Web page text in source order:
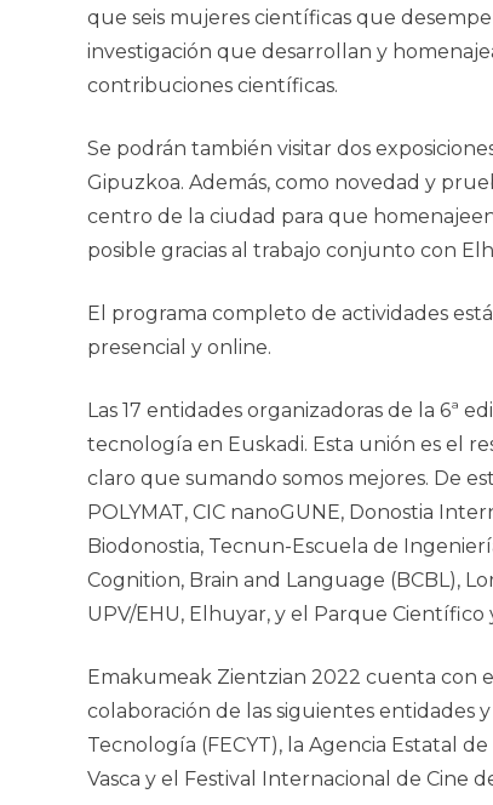
que seis mujeres científicas que
investigación que desarrollan y
contribuciones científicas.
Se podrán también visitar dos
Gipuzkoa. Además, como novedad y
centro de la ciudad para que
posible gracias al trabajo conjunto con
El programa completo de actividades
presencial y online.
Las 17 entidades organizadoras de la 6ª
tecnología en Euskadi. Esta unión es el
claro que sumando somos mejores. De
POLYMAT, CIC nanoGUNE, Donostia
Biodonostia, Tecnun-Escuela de
Cognition, Brain and Language (BCBL),
UPV/EHU, Elhuyar, y el Parque
Emakumeak Zientzian 2022 cuenta con
colaboración de las siguientes entidades
Tecnología (FECYT), la Agencia Estatal
Vasca y el Festival Internacional de Cine